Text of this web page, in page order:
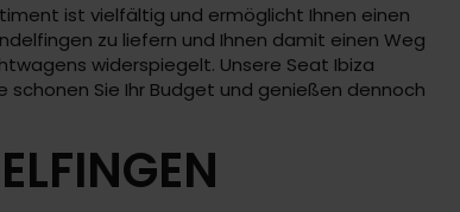
ist vielfältig und ermöglicht Ihnen einen
zu liefern und Ihnen damit einen Weg
widerspiegelt. Unsere Seat Ibiza
Sie Ihr Budget und genießen dennoch